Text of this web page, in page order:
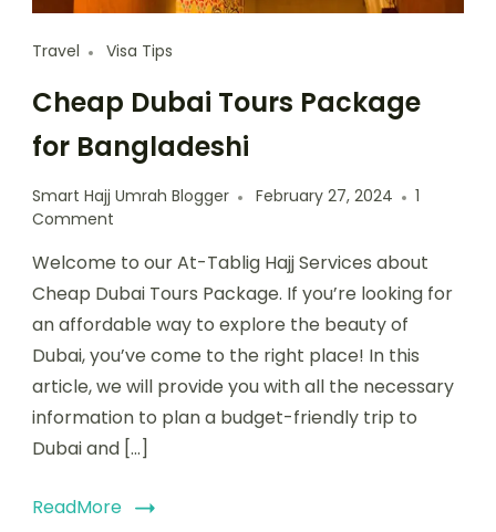
Travel Visa Tips
Cheap Dubai Tours Package
for Bangladeshi
Smart Hajj Umrah Blogger February 27, 2024
1
Comment
Welcome to our At-Tablig Hajj Services about
Cheap Dubai Tours Package. If you’re looking for
an affordable way to explore the beauty of
Dubai, you’ve come to the right place! In this
article, we will provide you with all the necessary
information to plan a budget-friendly trip to
Dubai and […]
ReadMore